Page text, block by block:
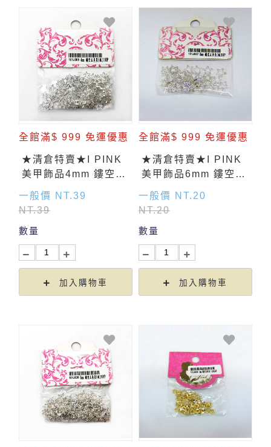
全館滿$ 999 免運優惠
★清倉特賣★I PINK
美甲飾品4mm 鏤空星
形(銀) 100入
一般價 NT.39
NT.39
數量
加入購物車
全館滿$ 999 免運優惠
★清倉特賣★I PINK
美甲飾品6mm 鏤空星
形(銀) 50入
一般價 NT.20
NT.20
數量
加入購物車